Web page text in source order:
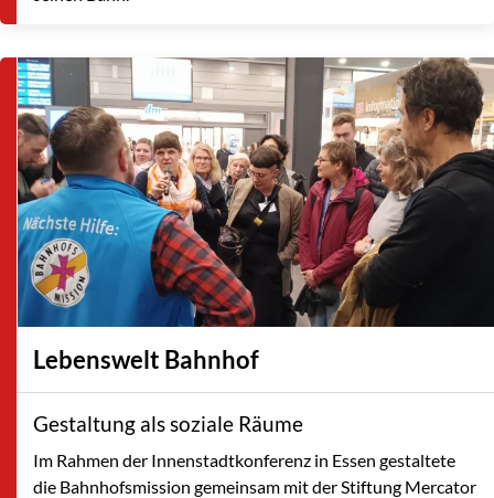
Lebenswelt Bahnhof
Gestaltung als soziale Räume
Im Rahmen der Innenstadtkonferenz in Essen gestaltete
die Bahnhofsmission gemeinsam mit der Stiftung Mercator